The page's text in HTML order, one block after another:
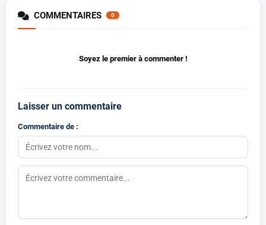
COMMENTAIRES 0
Soyez le premier à commenter !
Laisser un commentaire
Commentaire de :